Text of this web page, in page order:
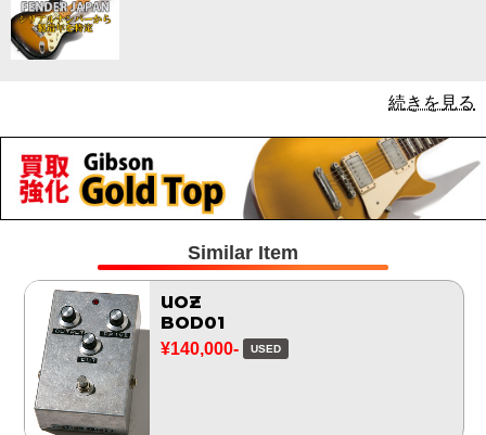
続きを見る
Similar Item
UOZ
BOD01
¥140,000- USED